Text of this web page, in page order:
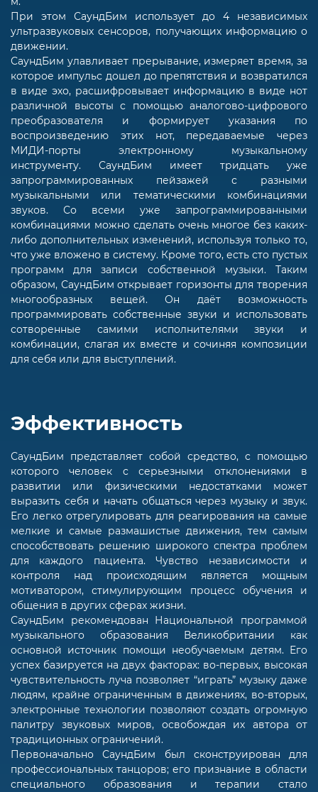
При этом СаундБим использует до 4 независимых
ультразвуковых сенсоров, получающих информацию о
движении.
СаундБим улавливает прерывание, измеряет время, за
которое импульс дошел до препятствия и возвратился
в виде эхо, расшифровывает информацию в виде нот
различной высоты с помощью аналогово-цифрового
преобразователя и формирует указания по
воспроизведению этих нот, передаваемые через
МИДИ-порты электронному музыкальному
инструменту. СаундБим имеет тридцать уже
запрограммированных пейзажей с разными
музыкальными или тематическими комбинациями
звуков. Со всеми уже запрограммированными
комбинациями можно сделать очень многое без каких-
либо дополнительных изменений, используя только то,
что уже вложено в систему. Кроме того, есть сто пустых
программ для записи собственной музыки. Таким
образом, СаундБим открывает горизонты для творения
многообразных вещей. Он даёт возможность
программировать собственные звуки и использовать
сотворенные самими исполнителями звуки и
комбинации, слагая их вместе и сочиняя композиции
для себя или для выступлений.
Эффективность
СаундБим представляет собой средство, с помощью
которого человек с серьезными отклонениями в
развитии или физическими недостатками может
выразить себя и начать общаться через музыку и звук.
Его легко отрегулировать для реагирования на самые
мелкие и самые размашистые движения, тем самым
способствовать решению широкого спектра проблем
для каждого пациента. Чувство независимости и
контроля над происходящим является мощным
мотиватором, стимулирующим процесс обучения и
общения в других сферах жизни.
СаундБим рекомендован Национальной программой
музыкального образования Великобритании как
основной источник помощи необучаемым детям. Его
успех базируется на двух факторах: во-первых, высокая
чувствительность луча позволяет “играть” музыку даже
людям, крайне ограниченным в движениях, во-вторых,
электронные технологии позволяют создать огромную
палитру звуковых миров, освобождая их автора от
традиционных ограничений.
Первоначально СаундБим был сконструирован для
профессиональных танцоров; его признание в области
специального образования и терапии стало